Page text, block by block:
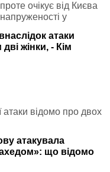
очікує від Києва
у
атаки
жінки, - Кім
атаки відомо про двох
атакувала
що відомо